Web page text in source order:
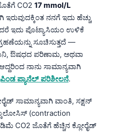
CO2 17 mmol/L
ನನಗೆ ಇದು ಹೆಚ್ಚು
ಇದು ಪೊಟ್ಯಾಸಿಯಂ ಉಳಿಕೆ
ಸೂಚಿಸುತ್ತದೆ —
ಔಷಧದ ಪರಿಣಾಮ, ಅಥವಾ
ನಾನು ಸಾಮಾನ್ಯವಾಗಿ
ಪ್ಯಾನೆಲ್ ಪರಿಶೀಲನೆ.
ಸಾಮಾನ್ಯವಾಗಿ ವಾಂತಿ, ಸಕ್ಷನ್
(contraction
CO2 ಜೊತೆಗೆ ಹೆಚ್ಚಿನ ಕ್ಲೋರೈಡ್